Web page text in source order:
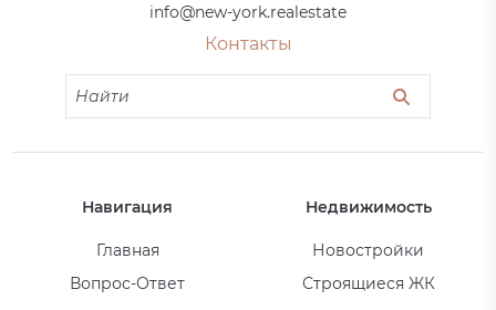
info@new-york.realestate
Контакты
Навигация
Главная
Вопрос-Ответ
Недвижимость
Новостройки
Строящиеся ЖК